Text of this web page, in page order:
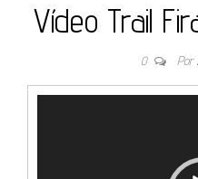
Vídeo Trail
0 Por